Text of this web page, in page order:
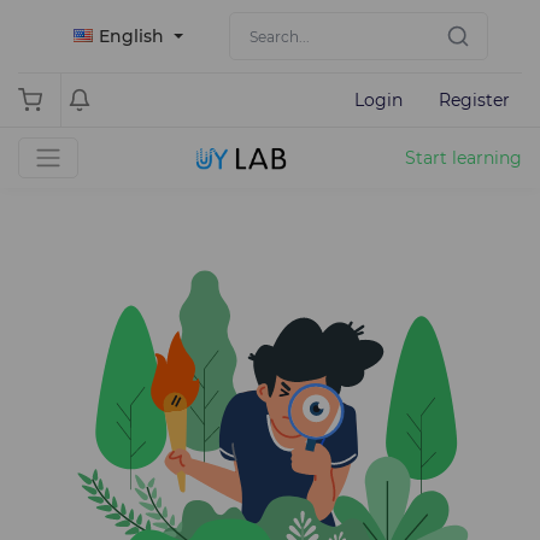
English
Login Register
Start learning